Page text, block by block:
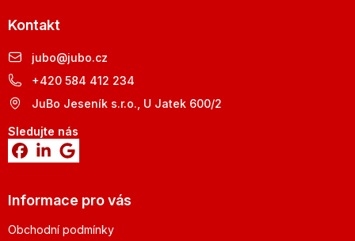
Kontakt
jubo@jubo.cz
+420 584 412 234
JuBo Jeseník s.r.o., U Jatek 600/2
Sledujte nás
Informace pro vás
Obchodní podmínky